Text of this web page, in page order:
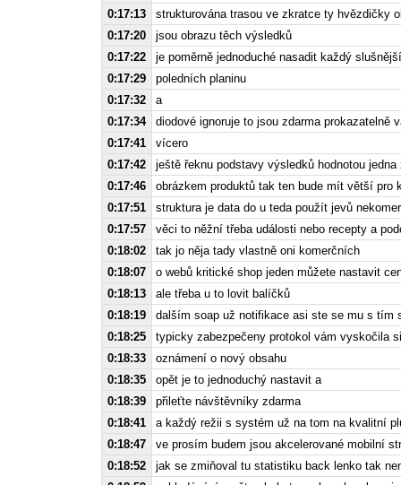
0:17:13
strukturována trasou ve zkratce ty hvězdičky
0:17:20
jsou obrazu těch výsledků
0:17:22
je poměrně jednoduché nasadit každý
0:17:29
poledních planinu
0:17:32
a
0:17:34
diodové ignoruje to jsou zdarma prokazatelně
0:17:41
vícero
0:17:42
ještě řeknu podstavy výsledků hodnotou
0:17:46
obrázkem produktů tak ten bude mít větší pro
0:17:51
struktura je data do u teda použít jevů
0:17:57
věci to něžní třeba události nebo recepty a
0:18:02
tak jo něja tady vlastně oni komerčních
0:18:07
o webů kritické shop jeden můžete nastavit
0:18:13
ale třeba u to lovit balíčků
0:18:19
dalším soap už notifikace asi ste se mu s tím
0:18:25
typicky zabezpečeny protokol vám vyskočila
0:18:33
oznámení o nový obsahu
0:18:35
opět je to jednoduchý nastavit a
0:18:39
přileťte návštěvníky zdarma
0:18:41
a každý režii s systém už na tom na kvalitní
0:18:47
ve prosím budem jsou akcelerované mobilní
0:18:52
jak se zmiňoval tu statistiku back lenko tak